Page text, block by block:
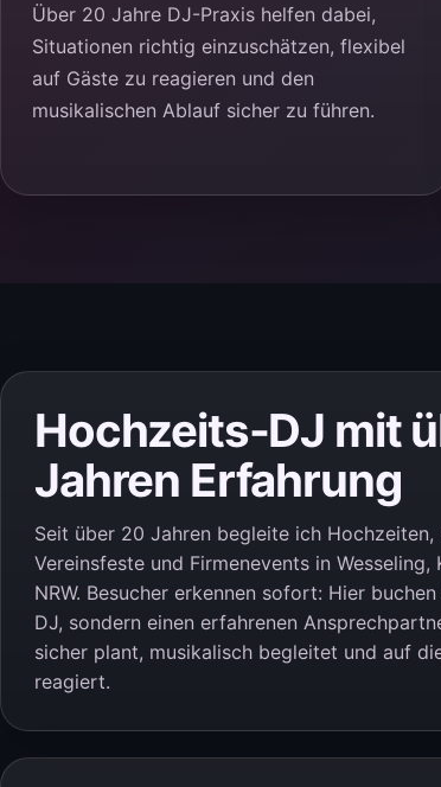
Über 20 Jahre DJ-Praxis helfen dabei,
Situationen richtig einzuschätzen, flexibel
auf Gäste zu reagieren und den
musikalischen Ablauf sicher zu führen.
Hochzeits-DJ mit
Jahren Erfahrung
Seit über 20 Jahren begleite ich Hochzeiten,
Vereinsfeste und Firmenevents in Wesseling,
NRW. Besucher erkennen sofort: Hier
DJ, sondern einen erfahrenen
sicher plant, musikalisch begleitet und auf
reagiert.